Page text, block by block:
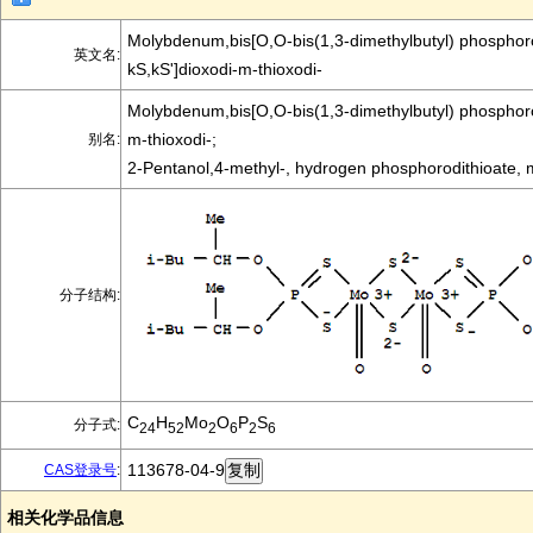
英文名:
Molybdenum,bis[O,O-bis(1,3-dimethylbutyl)
kS,kS']dioxodi-m-thioxodi-
别名:
Molybdenum,bis[O,O-bis(1,3-dimethylbutyl)
m-thioxodi-;
2-Pentanol,4-methyl-, hydrogen phosphorodithioate,
分子结构:
分子式: C24H52Mo2O6P2S6
CAS登录号: 113678-04-9
相关化学品信息